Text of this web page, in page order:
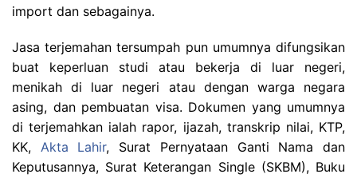
import dan sebagainya.
Jasa terjemahan tersumpah pun umumnya difungsikan
buat keperluan studi atau bekerja di luar negeri,
menikah di luar negeri atau dengan warga negara
asing, dan pembuatan visa. Dokumen yang umumnya
di terjemahkan ialah rapor, ijazah, transkrip nilai, KTP,
KK, Akta Lahir, Surat Pernyataan Ganti Nama dan
Keputusannya, Surat Keterangan Single (SKBM), Buku